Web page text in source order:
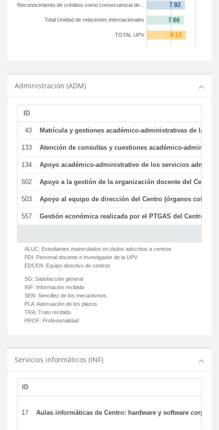
TOTAL UPV
Total Unidad de relaciones internacionales
Reconocimiento de créditos como consecuencia de...
Administración (ADM)
ID
43 Matrícula y gestiones académico-administrativas de la
133 Atención de consultas y cuestiones académico-
134 Apoyo académico-administrativo de los servicios
502 Apoyo a la gestión de la organización docente del Centro
503 Apoyo al equipo de dirección del Centro (órganos
557 Gestión económica realizada por el PTGAS del Centro
ALUC: Estudiantes matriculados en títulos adscritos a centros
PDI: Personal docente e investigador de la UPV
EDCEN: Equipo directivo de centros
SG: Satisfacción general
INF: Información recibida
SEN: Sencillez de los mecanismos
PLA: Adecuación de los plazos
TRA: Trato recibido
PROF: Profesionalidad
Servicios informáticos (INF)
ID
17 Aulas informáticas de Centro: hardware y software